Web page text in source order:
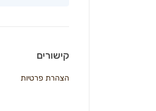
קישורים
הצהרת פרטיות